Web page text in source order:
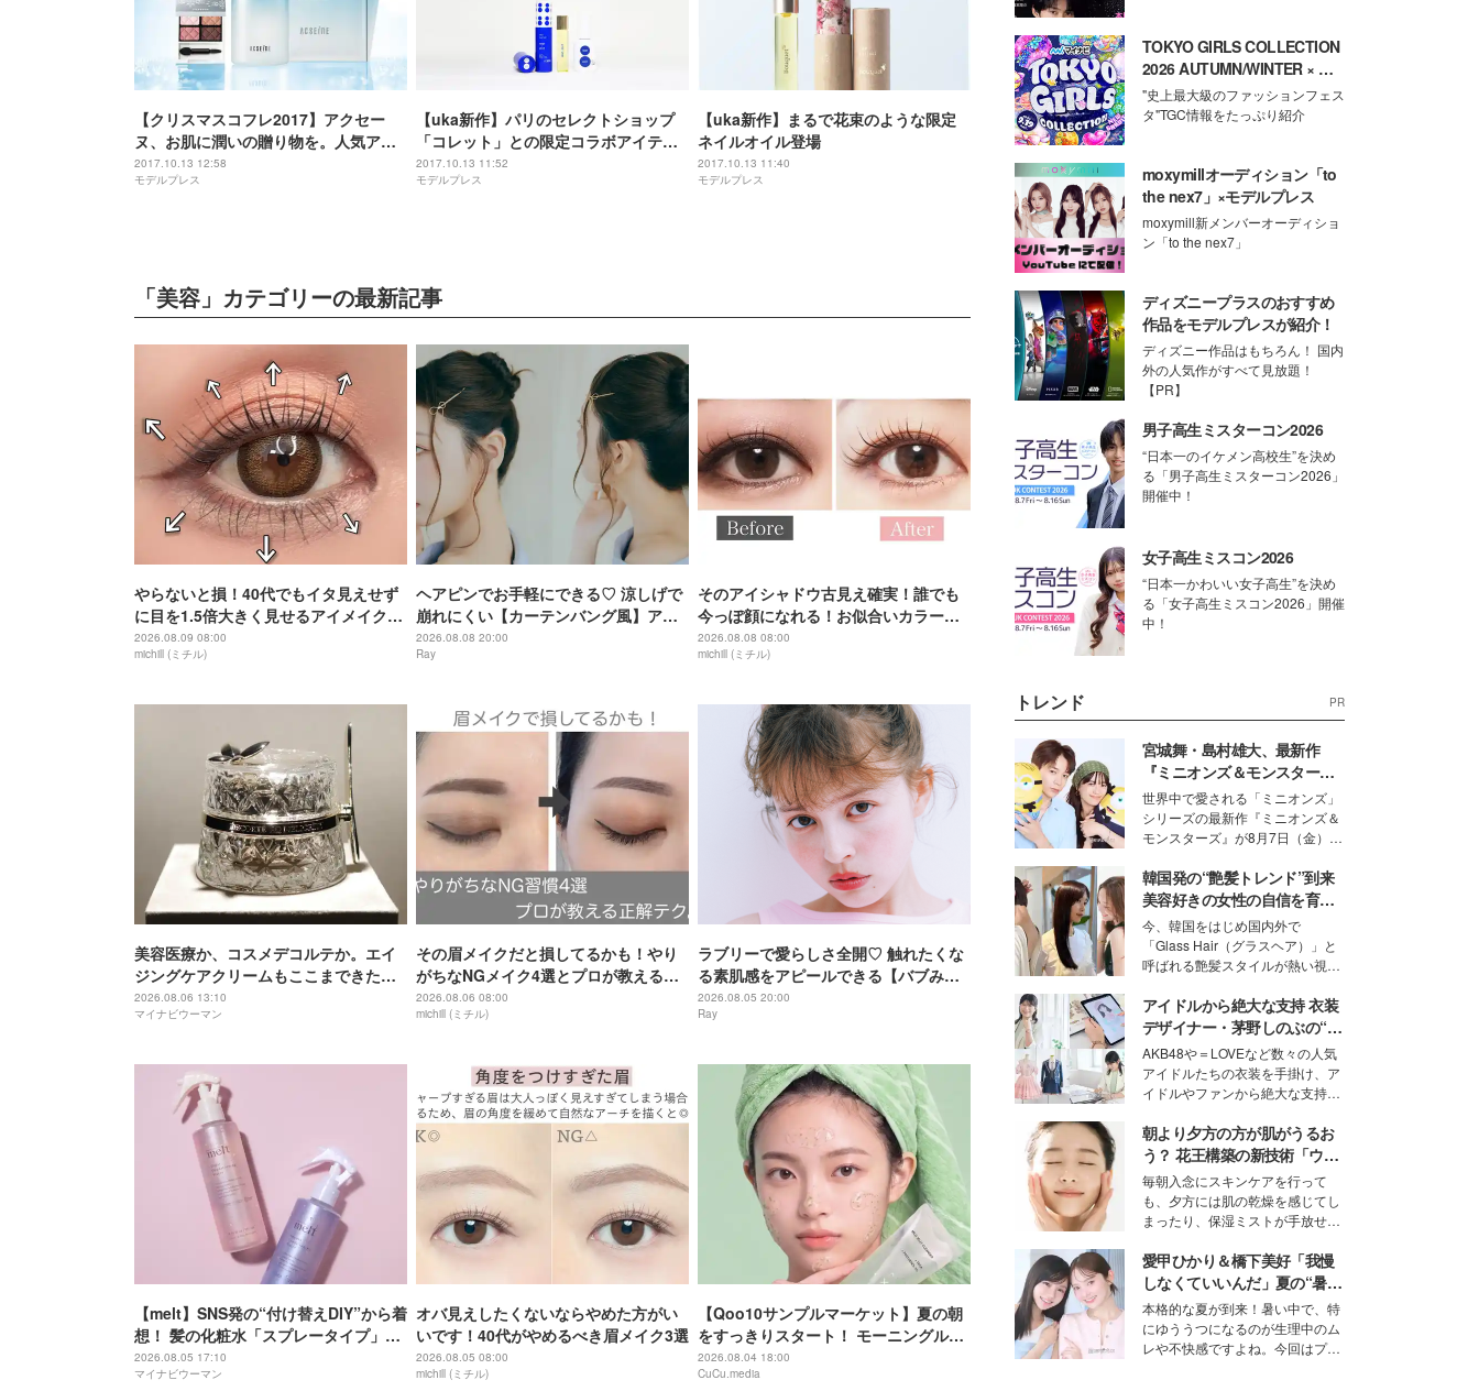
【クリスマスコフレ2017】アクセー
ヌ、お肌に潤いの贈り物を。人気アイ
テムの贅沢コフレ登場
2017.10.13 12:58
モデルプレス
【uka新作】パリのセレクトショップ
「コレット」との限定コラボアイテム
登場
2017.10.13 11:52
モデルプレス
【uka新作】まるで花束のような限定
ネイルオイル登場
2017.10.13 11:40
モデルプレス
「美容」カテゴリーの最新記事
やらないと損！40代でもイタ見えせず
に目を1.5倍大きく見せるアイメイクテ
ク4選
2026.08.09 08:00
michill (ミチル)
ヘアピンでお手軽にできる♡ 涼しげで
崩れにくい【カーテンバング風】アレ
ンジの作り方
2026.08.08 20:00
Ray
そのアイシャドウ古見え確実！誰でも
今っぽ顔になれる！お似合いカラーの
選び方＆塗り方
2026.08.08 08:00
michill (ミチル)
美容医療か、コスメデコルテか。エイ
ジングケアクリームもここまできた
か！ 18万円のクリームが謳う“100年美
肌”とは？
2026.08.06 13:10
マイナビウーマン
その眉メイクだと損してるかも！やり
がちなNGメイク4選とプロが教える解
決テク
2026.08.06 08:00
michill (ミチル)
ラブリーで愛らしさ全開♡ 触れたくな
る素肌感をアピールできる【バブみ
face】の作り方
2026.08.05 20:00
Ray
【melt】SNS発の“付け替えDIY”から着
想！ 髪の化粧水「スプレータイプ」登
場
2026.08.05 17:10
マイナビウーマン
オバ見えしたくないならやめた方がい
いです！40代がやめるべき眉メイク3選
2026.08.05 08:00
michill (ミチル)
【Qoo10サンプルマーケット】夏の朝
をすっきりスタート！ モーニングルー
ティンに加えたい朝活コスメ＆インナ
ーケア〜８月１週目アイテムから５品
2026.08.04 18:00
CuCu.media
TOKYO GIRLS COLLECTION
2026 AUTUMN/WINTER × モ
デルプレス
"史上最大級のファッションフェス
タ"TGC情報をたっぷり紹介
moxymillオーディション「to
the nex7」×モデルプレス
moxymill新メンバーオーディショ
ン「to the nex7」
ディズニープラスのおすすめ
作品をモデルプレスが紹介！
ディズニー作品はもちろん！ 国内
外の人気作がすべて見放題！
【PR】
男子高生ミスターコン2026
“日本一のイケメン高校生”を決め
る「男子高生ミスターコン2026」
開催中！
女子高生ミスコン2026
“日本一かわいい女子高生”を決め
る「女子高生ミスコン2026」開催
中！
トレンド PR
宮城舞・島村雄大、最新作
『ミニオンズ＆モンスター
ズ』の魅力熱弁 ハチャメチャ
だけじゃない“友情と絆”に感
動
世界中で愛される「ミニオンズ」
シリーズの最新作『ミニオンズ＆
モンスターズ』が8月7日（金）に
ニオン好き”という共通点を持つモ
デルの宮城舞と島村雄大の特別対
談をお届け！それぞれの視点か
ら、今作ならではの魅力や予想外
の感動をもたらす奥深いストーリ
ーについて熱く語り合ってもらっ
た。
韓国発の“艶髪トレンド”到来
美容好きの女性の自信を育む
「ヘアケア事情」って？
今、韓国をはじめ国内外で
「Glass Hair（グラスヘア）」と
呼ばれる艶髪スタイルが熱い視線
ションの完成度を高めるベースと
して、“髪そのものの美しさ”に改
めて注目する人が増えている様
子。今回は、そんな憧れの艶やか
な髪を日常で叶える、美容好きの
女性たちのヘアケア事情を紹介し
ます。
アイドルから絶大な支持 衣装
デザイナー・茅野しのぶの“可
愛い”を作る美学＜「シチズン
クロスシー」インタビュー＞
AKB48や＝LOVEなど数々の人気
アイドルたちの衣装を手掛け、ア
イドルやファンから絶大な支持を
取締役兼クリエイティブディレク
ター・茅野しのぶ。一人ひとりの
個性に寄り添い、魅力を引き出す
衣装作りは、多くの女性たちに勇
気と自信を与え続けている。
朝より夕方の方が肌がうるお
う？ 花王構築の新技術「ウォ
ーターキャプチャリングスキ
ン（捕水肌）」がスキンケア
の常識を変える予感
毎朝入念にスキンケアを行って
も、夕方には肌の乾燥を感じてし
まったり、保湿ミストが手放せな
な美容の常識を大きく変える可能
性を秘めた、革新的な「Water
Capturing Skin（ウォーターキャ
プチャリングスキン：捕水肌）」
技術を、花王が構築した。
愛甲ひかり＆橋下美好「我慢
しなくていいんだ」夏の“暑さ
対策”の新しい選択肢とは？
本格的な夏が到来！暑い中で、特
にゆううつになるのが生理中のム
レや不快感ですよね。今回はプラ